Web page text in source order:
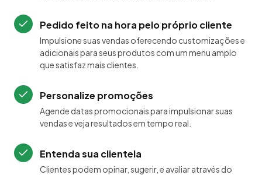
Pedido feito na hora pelo próprio cliente
Impulsione suas vendas oferecendo customizações e
adicionais para seus produtos com um menu amplo
que satisfaz mais clientes.
Personalize promoções
Agende datas promocionais para impulsionar suas
vendas e veja resultados em tempo real.
Entenda sua clientela
Clientes podem opinar, sugerir, e avaliar através do